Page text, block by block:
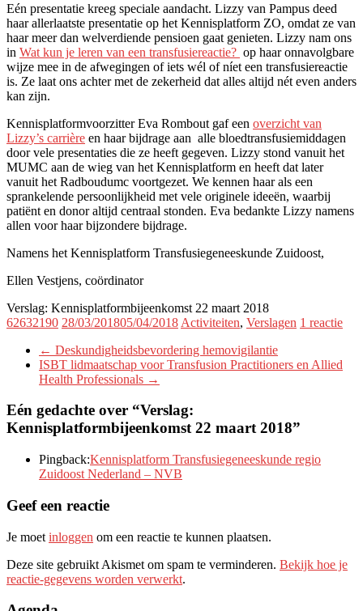
Eén presentatie kreeg speciale aandacht. Lizzy van Pampus deed
haar allerlaatste presentatie op het Kennisplatform ZO, omdat ze van
haar meer dan welverdiende pensioen gaat genieten. Lizzy nam ons
in Wat kun je leren van een transfusiereactie? op haar onnavolgbare
wijze mee in de afwegingen of iets wél of níet een transfusiereactie
is. Ze laat ons achter met de zekerheid dat alles altijd nét even anders
kan zijn.
Kennisplatformvoorzitter Eva Rombout gaf een overzicht van
Lizzy’s carrière en haar bijdrage aan alle bloedtransfusiemiddagen
door vele presentaties die ze heeft gegeven. Lizzy stond vanuit het
MUMC aan de wieg van het Kennisplatform en heeft dat later
vanuit het Radboudumc voortgezet. We kennen haar als een
sprankelende persoonlijkheid met vele originele ideeën, waarbij
patiënt en donor altijd centraal stonden. Eva bedankte Lizzy namens
allen voor haar bijzondere bijdrage.
Namens het Kennisplatform Transfusiegeneeskunde Zuidoost,
Ellen Vestjens, coördinator
Verslag: Kennisplatformbijeenkomst 22 maart 2018
62632190 28/03/201805/04/2018 Activiteiten, Verslagen 1 reactie
← Deskundigheidsbevordering hemovigilantie
ISBT lidmaatschap voor Transfusion Practitioners en Allied
Health Professionals →
Eén gedachte over “Verslag:
Kennisplatformbijeenkomst 22 maart 2018”
Pingback:Kennisplatform Transfusiegeneeskunde regio
Zuidoost Nederland – NVB
Geef een reactie
Je moet inloggen om een reactie te kunnen plaatsen.
Deze site gebruikt Akismet om spam te verminderen. Bekijk hoe je
reactie-gegevens worden verwerkt.